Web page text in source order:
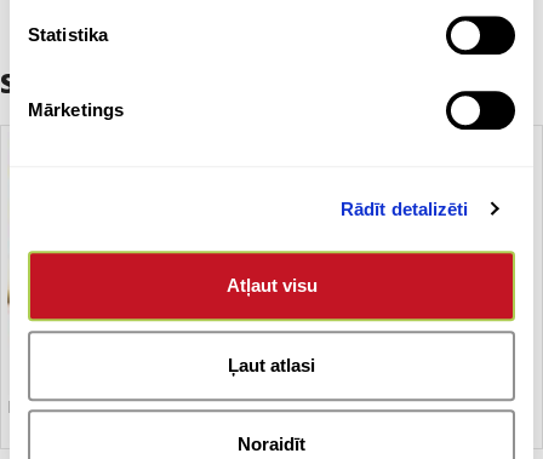
Statistika
Mārketings
Rādīt detalizēti
Atļaut visu
Ļaut atlasi
Noraidīt
Saistītie produkti
Līmlapiņu komplekts